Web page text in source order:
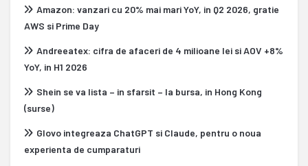
Amazon: vanzari cu 20% mai mari YoY, in Q2 2026, gratie
AWS si Prime Day
Andreeatex: cifra de afaceri de 4 milioane lei si AOV +8%
YoY, in H1 2026
Shein se va lista – in sfarsit – la bursa, in Hong Kong
(surse)
Glovo integreaza ChatGPT si Claude, pentru o noua
experienta de cumparaturi